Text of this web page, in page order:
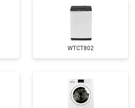
резинок,
от 2750 ₽
от 2800 ₽ Заказать
WTCT802